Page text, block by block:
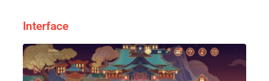
Interface